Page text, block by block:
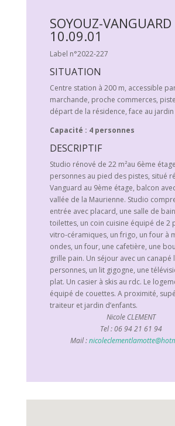
SOYOUZ-VANGUARD
10.09.01
Label n°2022-227
SITUATION
Centre station à 200 m, accessible
marchande, proche commerces,
départ de la résidence, face au jardin
Capacité : 4 personnes
DESCRIPTIF
Studio rénové de 22 m²au 6ème
personnes au pied des pistes, situé
Vanguard au 9ème étage, balcon
vallée de la Maurienne. Studio
entrée avec placard, une salle de
toilettes, un coin cuisine équipé de 2
vitro-céramiques, un frigo, un four à
ondes, un four, une cafetière, une
grille pain. Un séjour avec un canapé
personnes, un lit gigogne, une
plat. Un casier à skis au rdc. Le
équipé de couettes. A proximité,
traiteur et jardin d’enfants.
Nicole CLEMENT
Tel : 06 94 21 61 94
Mail :